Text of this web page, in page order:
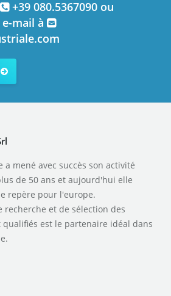
+39 080.5367090 ou
mail à
mené avec succès son activité
de 50 ans et aujourd'hui elle
repère pour l'europe.
recherche et de sélection des
est le partenaire idéal dans